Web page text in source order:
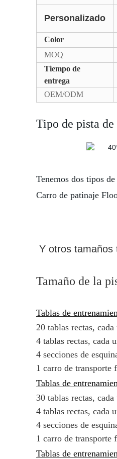
Personalizado
Color
MOQ
Tiempo de
entrega
OEM/ODM
Tipo de pista
Tenemos dos tipos
Carro de patinaje
Y otros tamaños
Tamaño de la
Tablas de
20 tablas rectas,
4 tablas rectas, cada
4 secciones de
1 carro de transporte
Tablas de
30 tablas rectas,
4 tablas rectas, cada
4 secciones de
1 carro de transporte
Tablas de